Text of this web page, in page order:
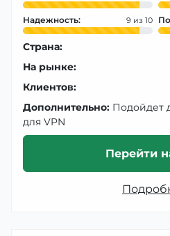
Надежность: 9
Страна:
На рынке:
Клиентов:
Дополнительно: Подойдет
для VPN
Перейти